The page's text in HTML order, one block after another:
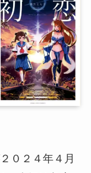
０２４年４月